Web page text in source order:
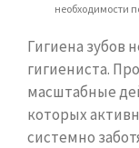
необходимости
Гигиена зубов
гигиениста.
масштабные
которых
системно